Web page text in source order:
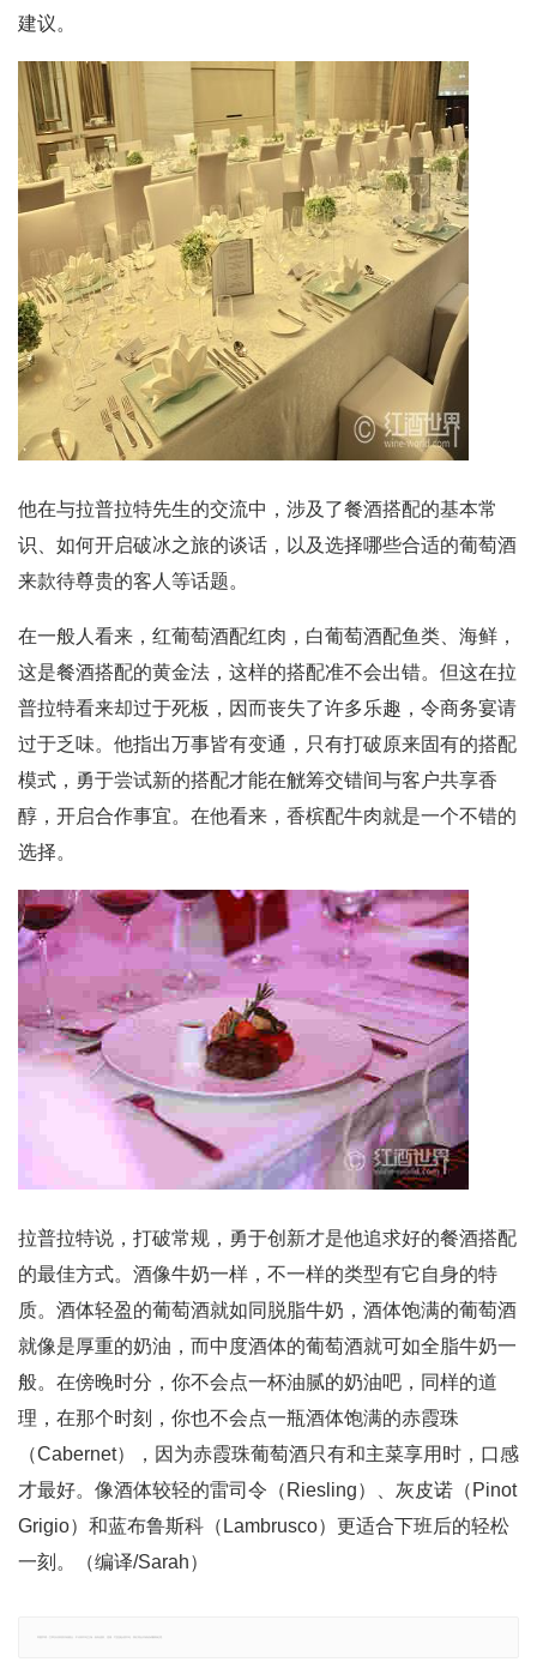
建议。
他在与拉普拉特先生的交流中，涉及了餐酒搭配的基本常
识、如何开启破冰之旅的谈话，以及选择哪些合适的葡萄酒
来款待尊贵的客人等话题。
在一般人看来，红葡萄酒配红肉，白葡萄酒配鱼类、海鲜，
这是餐酒搭配的黄金法，这样的搭配准不会出错。但这在拉
普拉特看来却过于死板，因而丧失了许多乐趣，令商务宴请
过于乏味。他指出万事皆有变通，只有打破原来固有的搭配
模式，勇于尝试新的搭配才能在觥筹交错间与客户共享香
醇，开启合作事宜。在他看来，香槟配牛肉就是一个不错的
选择。
拉普拉特说，打破常规，勇于创新才是他追求好的餐酒搭配
的最佳方式。酒像牛奶一样，不一样的类型有它自身的特
质。酒体轻盈的葡萄酒就如同脱脂牛奶，酒体饱满的葡萄酒
就像是厚重的奶油，而中度酒体的葡萄酒就可如全脂牛奶一
般。在傍晚时分，你不会点一杯油腻的奶油吧，同样的道
理，在那个时刻，你也不会点一瓶酒体饱满的赤霞珠
（Cabernet），因为赤霞珠葡萄酒只有和主菜享用时，口感
才最好。像酒体较轻的雷司令（Riesling）、灰皮诺（Pinot
Grigio）和蓝布鲁斯科（Lambrusco）更适合下班后的轻松
一刻。（编译/Sarah）